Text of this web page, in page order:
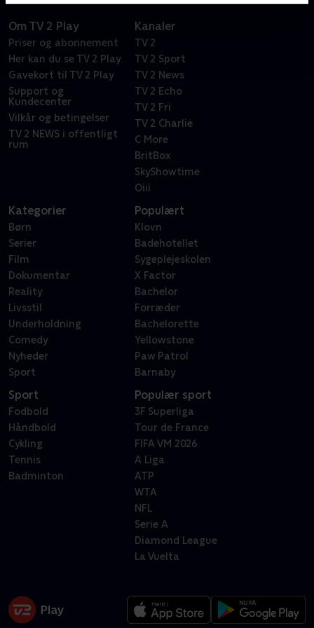
Om TV 2 Play
Priser og abonnement
Her kan du se TV 2 Play
Gavekort til TV 2 Play
Support og
Kundecenter
Vilkår og betingelser
TV 2 NEWS i offentligt
rum
Kanaler
TV 2
TV 2 Sport
TV 2 News
TV 2 Echo
TV 2 Fri
TV 2 Charlie
C More
BritBox
SkyShowtime
Oiii
Kategorier
Børn
Serier
Film
Dokumentar
Reality
Livsstil
Underholdning
Comedy
Nyheder
Sport
Populært
Klovn
Badehotellet
Sygeplejeskolen
X Factor
Bachelor
Forræder
Bachelorette
Yellowstone
Paw Patrol
Barnaby
Sport
Fodbold
Håndbold
Cykling
Tennis
Badminton
Populær sport
3F Superliga
Tour de France
FIFA VM 2026
A Liga
ATP
WTA
NFL
Serie A
Diamond League
La Vuelta